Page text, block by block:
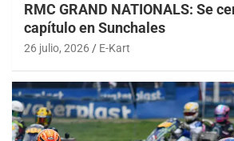
RMC GRAND NATIONALS: Se
capítulo en Sunchales
26 julio, 2026 E-Kart